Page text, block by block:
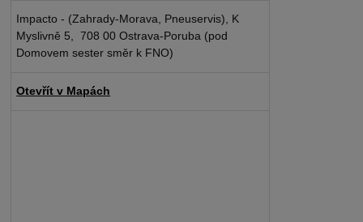
Impacto - (Zahrady-Morava, Pneuservis), K
Myslivně 5, 708 00 Ostrava-Poruba (pod
Domovem sester směr k FNO)
Otevřít v Mapách